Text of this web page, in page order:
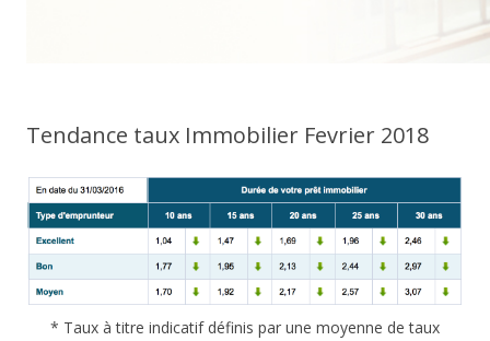
Tendance taux Immobilier Fevrier 2018
* Taux à titre indicatif définis par une moyenne de taux